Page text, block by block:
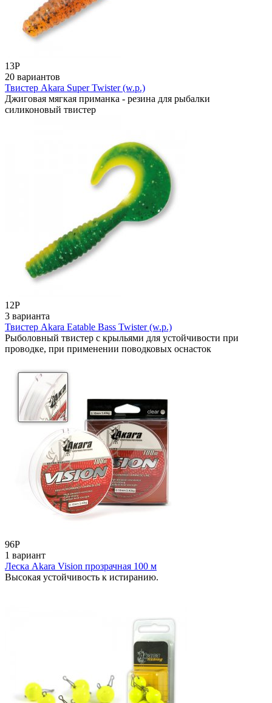
13Р
20 вариантов
Твистер Akara Super Twister (w.p.)
Джиговая мягкая приманка - резина для рыбалки
силиконовый твистер
12Р
3 варианта
Твистер Akara Eatable Bass Twister (w.p.)
Рыболовный твистер с крыльями для устойчивости при
проводке, при применении поводковых оснасток
96Р
1 вариант
Леска Akara Vision прозрачная 100 м
Высокая устойчивость к истиранию.